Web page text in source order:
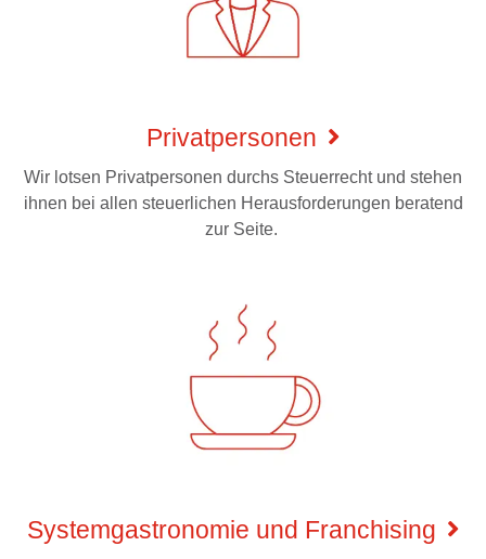
Privatpersonen
Wir lotsen Privatpersonen durchs Steuerrecht und stehen
ihnen bei allen steuerlichen Herausforderungen beratend
zur Seite.
Systemgastronomie und Franchising